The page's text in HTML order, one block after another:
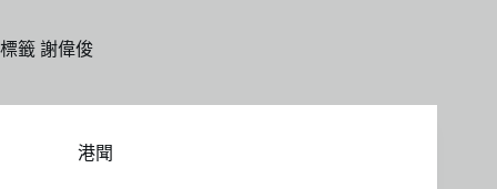
標籤 謝偉俊
港聞